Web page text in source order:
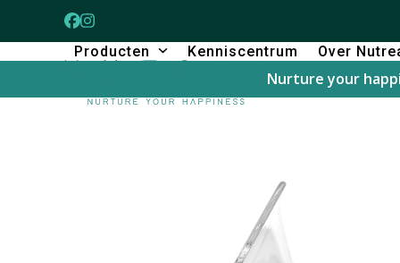
Facebook
Instagram
Producten Kenniscentrum Over
Nurture your